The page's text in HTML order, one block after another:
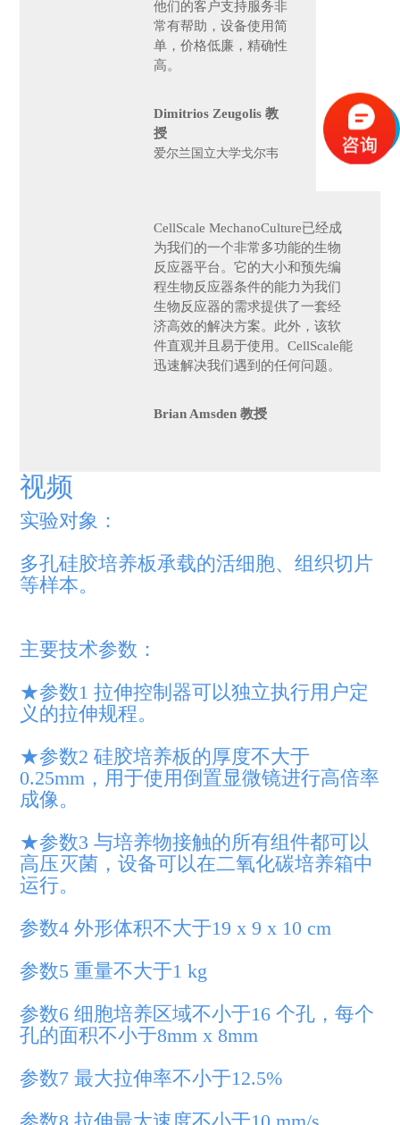
他们的客户支持服务非
常有帮助，设备使用简
单，价格低廉，精确性
高。
Dimitrios Zeugolis 教
授
爱尔兰国立大学戈尔韦
CellScale MechanoCulture已经成
为我们的一个非常多功能的生物
反应器平台。它的大小和预先编
程生物反应器条件的能力为我们
生物反应器的需求提供了一套经
济高效的解决方案。此外，该软
件直观并且易于使用。CellScale能
迅速解决我们遇到的任何问题。
Brian Amsden 教授
视频
实验对象：
多孔硅胶培养板承载的活细胞、组织切片
等样本。
主要技术参数：
★参数1 拉伸控制器可以独立执行用户定
义的拉伸规程。
★参数2 硅胶培养板的厚度不大于
0.25mm，用于使用倒置显微镜进行高倍率
成像。
★参数3 与培养物接触的所有组件都可以
高压灭菌，设备可以在二氧化碳培养箱中
运行。
参数4 外形体积不大于19 x 9 x 10 cm
参数5 重量不大于1 kg
参数6 细胞培养区域不小于16 个孔，每个
孔的面积不小于8mm x 8mm
参数7 最大拉伸率不小于12.5%